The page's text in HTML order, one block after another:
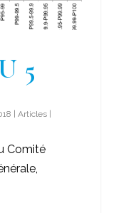
5
|Articles |
Comité